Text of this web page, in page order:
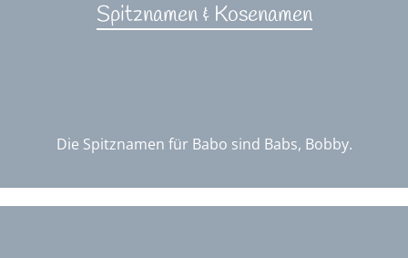
Spitznamen & Kosenamen
Die Spitznamen für Babo sind Babs, Bobby.